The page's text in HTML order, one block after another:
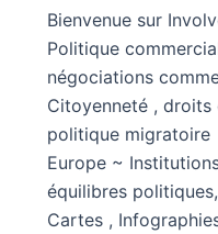
Bienvenue sur
Politique
négociations
Citoyenneté ,
politique migratoire
Europe ~
équilibres
Cartes ,